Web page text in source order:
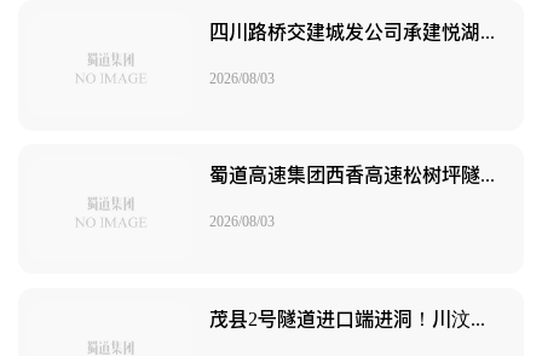
四川路桥交建城发公司承建悦湖之芯一期B区项目主体全面封顶
2026/08/03
蜀道高速集团西香高速松树坪隧道右线贯通
2026/08/03
茂县2号隧道进口端进洞！川汶高速最长隧道工程转入主体施工阶段